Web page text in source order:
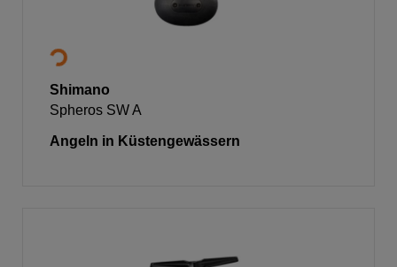
Shimano
Spheros SW A
Angeln in Küstengewässern